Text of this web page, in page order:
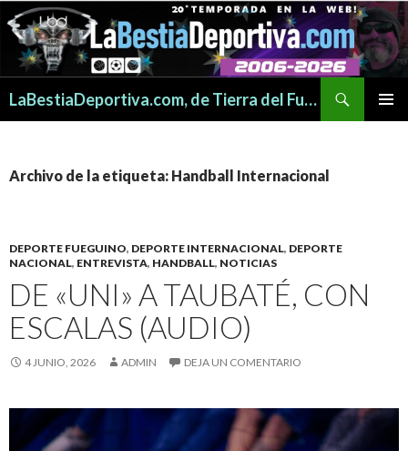
LaBestiaDeportiva.com, de Tierra del Fuego para todo el mundo
Archivo de la etiqueta: Handball Internacional
DEPORTE FUEGUINO, DEPORTE INTERNACIONAL, DEPORTE
NACIONAL, ENTREVISTA, HANDBALL, NOTICIAS
DE «UNI» A TAUBATÉ, CON
ESCALAS (AUDIO)
4 JUNIO, 2026 ADMIN DEJA UN COMENTARIO